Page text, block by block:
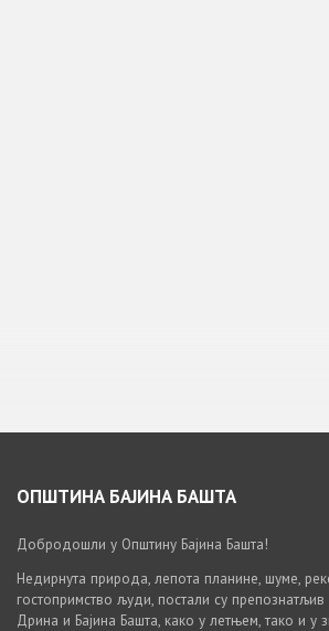
ОПШТИНА БАЈИНА БАШТА
Добродошли у Општину Бајина Башта!
Недирнута природа, лепота планине, шуме,
гостопримство људи, постали су
Дрина и Бајина Башта, како у летњем, тако и у